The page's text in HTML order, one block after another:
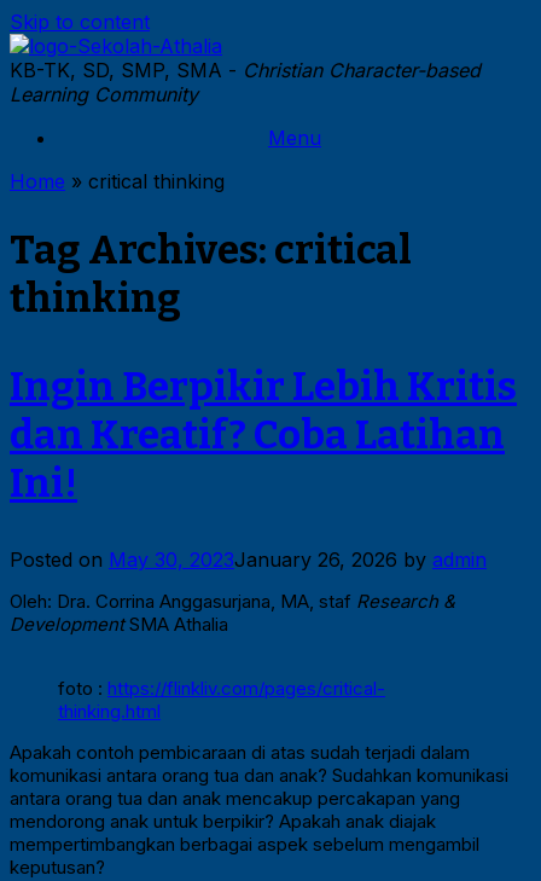
Skip to content
KB-TK, SD, SMP, SMA - Christian Character-based
Learning Community
Menu
Home » critical thinking
Tag Archives: critical
thinking
Ingin Berpikir Lebih Kritis
dan Kreatif? Coba Latihan
Ini!
Posted on May 30, 2023January 26, 2026 by admin
Oleh: Dra. Corrina Anggasurjana, MA, staf Research &
DevelopmentSMA Athalia
foto : https://flinkliv.com/pages/critical-
thinking.html
Apakah contoh pembicaraan di atas sudah terjadi dalam
komunikasi antara orang tua dan anak? Sudahkan komunikasi
antara orang tua dan anak mencakup percakapan yang
mendorong anak untuk berpikir? Apakah anak diajak
mempertimbangkan berbagai aspek sebelum mengambil
keputusan?